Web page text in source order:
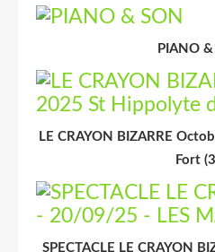
PIANO &
LE CRAYON BIZARRE
Fort
SPECTACLE LE CRAYON